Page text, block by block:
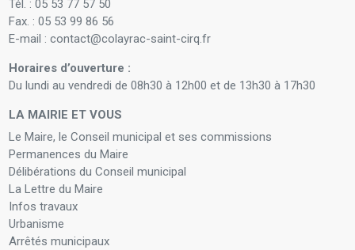
Tél. : 05 53 77 57 50
Fax. : 05 53 99 86 56
E-mail : contact@colayrac-saint-cirq.fr
Horaires d’ouverture :
Du lundi au vendredi de 08h30 à 12h00 et de 13h30 à 17h30
LA MAIRIE ET VOUS
Le Maire, le Conseil municipal et ses commissions
Permanences du Maire
Délibérations du Conseil municipal
La Lettre du Maire
Infos travaux
Urbanisme
Arrêtés municipaux